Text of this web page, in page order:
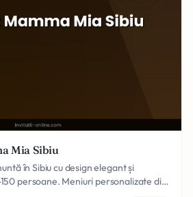
Mia Sibiu
în Sibiu cu design elegant și
persoane. Meniuri personalizate din